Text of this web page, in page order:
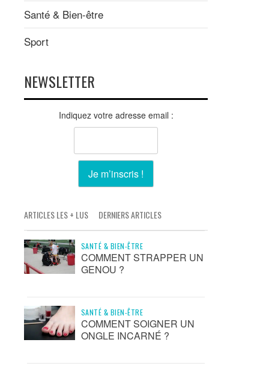
Santé & Bien-être
Sport
NEWSLETTER
Indiquez votre adresse email :
ARTICLES LES + LUS DERNIERS ARTICLES
SANTÉ & BIEN-ÊTRE
COMMENT STRAPPER UN
GENOU ?
SANTÉ & BIEN-ÊTRE
COMMENT SOIGNER UN
ONGLE INCARNÉ ?